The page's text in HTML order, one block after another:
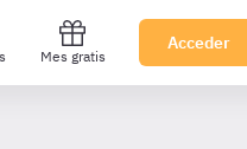
Mes gratis
Acceder